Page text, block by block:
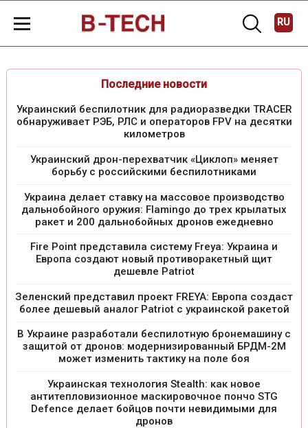
RU
Последние новости
Украинский беспилотник для радиоразведки TRACER
обнаруживает РЭБ, РЛС и операторов FPV на десятки
километров
Украинский дрон-перехватчик «Циклоп» меняет
борьбу с российскими беспилотниками
Украина делает ставку на массовое производство
дальнобойного оружия: Flamingo до трех крылатых
ракет и 200 дальнобойных дронов ежедневно
Fire Point представила систему Freya: Украина и
Европа создают новый противоракетный щит
дешевле Patriot
Зеленский представил проект FREYA: Европа создаст
более дешевый аналог Patriot с украинской ракетой
В Украине разработали беспилотную бронемашину с
защитой от дронов: модернизированный БРДМ-2М
может изменить тактику на поле боя
Украинская технология Stealth: как новое
антитепловизионное маскировочное пончо STG
Defence делает бойцов почти невидимыми для
дронов